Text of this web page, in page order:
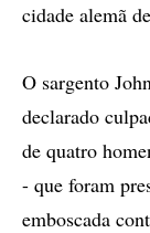
cidade alemã
O sargento
declarado
de quatro
- que foram
emboscada